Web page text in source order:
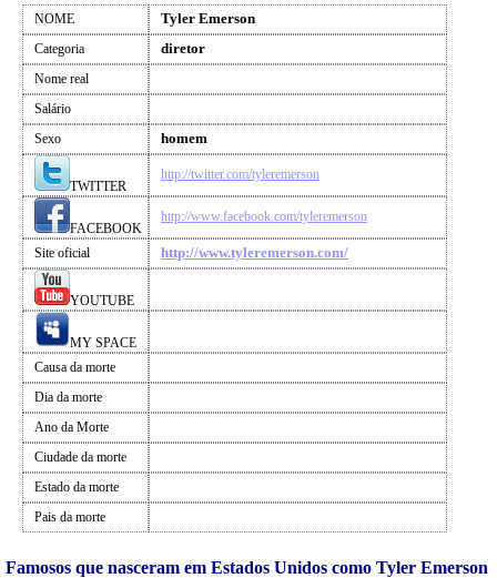
NOME Tyler Emerson
Categoria diretor
Nome real
Salário
Sexo
homem
TWITTER
http://twitter.com/tyleremerson
FACEBOOK
http://www.facebook.com/tyleremerson
Site oficial http://www.tyleremerson.com/
YOUTUBE
MY SPACE
Causa da morte
Dia da morte
Ano da Morte
Ciudade da morte
Estado da morte
Pais da morte
Famosos que nasceram em Estados Unidos como Tyler Emerson